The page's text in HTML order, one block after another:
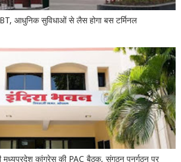
आधुनिक सुविधाओं से लैस होगा बस टर्मिनल
मध्यप्रदेश कांग्रेस की PAC बैठक, संगठन पुनर्गठन पर